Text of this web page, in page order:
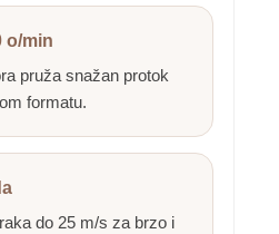
o/min
pruža snažan protok
formatu.
do 25 m/s za brzo i